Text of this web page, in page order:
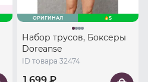
ОРИГИНАЛ S
Набор трусов, Боксеры
Doreanse
ID товара 32474